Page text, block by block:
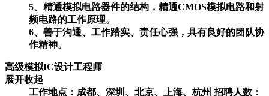
5、精通模拟电路器件的结构，精通CMOS模拟电路和射
频电路的工作原理。
6、善于沟通、工作踏实、责任心强，具有良好的团队协
作精神。
高级模拟IC设计工程师
展开收起
工作地点：成都、深圳、北京、上海、杭州 招聘人数：